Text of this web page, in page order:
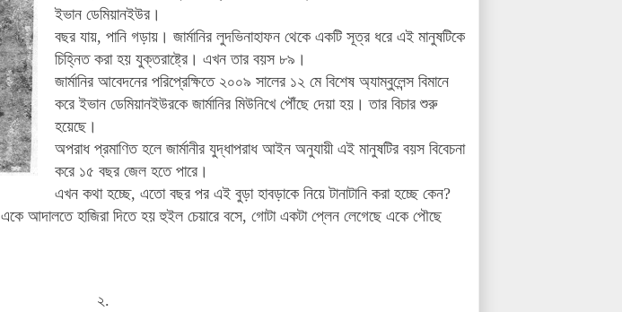
ইভান ডেমিয়ানইউর।
বছর যায়, পানি গড়ায়। জার্মানির লুদভিনাহাফন থেকে একটি সূত্র ধরে এই মানুষটিকে
চিহ্নিত করা হয় যুক্তরাষ্ট্রে। এখন তার বয়স ৮৯।
জার্মানির আবেদনের পরিপ্রেক্ষিতে ২০০৯ সালের ১২ মে বিশেষ অ্যাম্বুলেন্স বিমানে
করেইভান ডেমিয়ানইউরকে জার্মানির মিউনিখে পৌঁছে দেয়া হয়। তার বিচার শুরু
হয়েছে।
অপরাধ প্রমাণিত হলে জার্মানীর যুদ্ধাপরাধ আইন অনুযায়ী এই মানুষটির বয়স বিবেচনা
করে ১৫ বছর জেল হতে পারে।
এখন কথা হচ্ছে, এতো বছর পর এই বুড়া হাবড়াকে নিয়ে টানাটানি করা হচ্ছে কেন?
একে আদালতে হাজিরা দিতে হয় হুইল চেয়ারে বসে, গোটা একটা প্লেন লেগেছে একে পৌছে
২.